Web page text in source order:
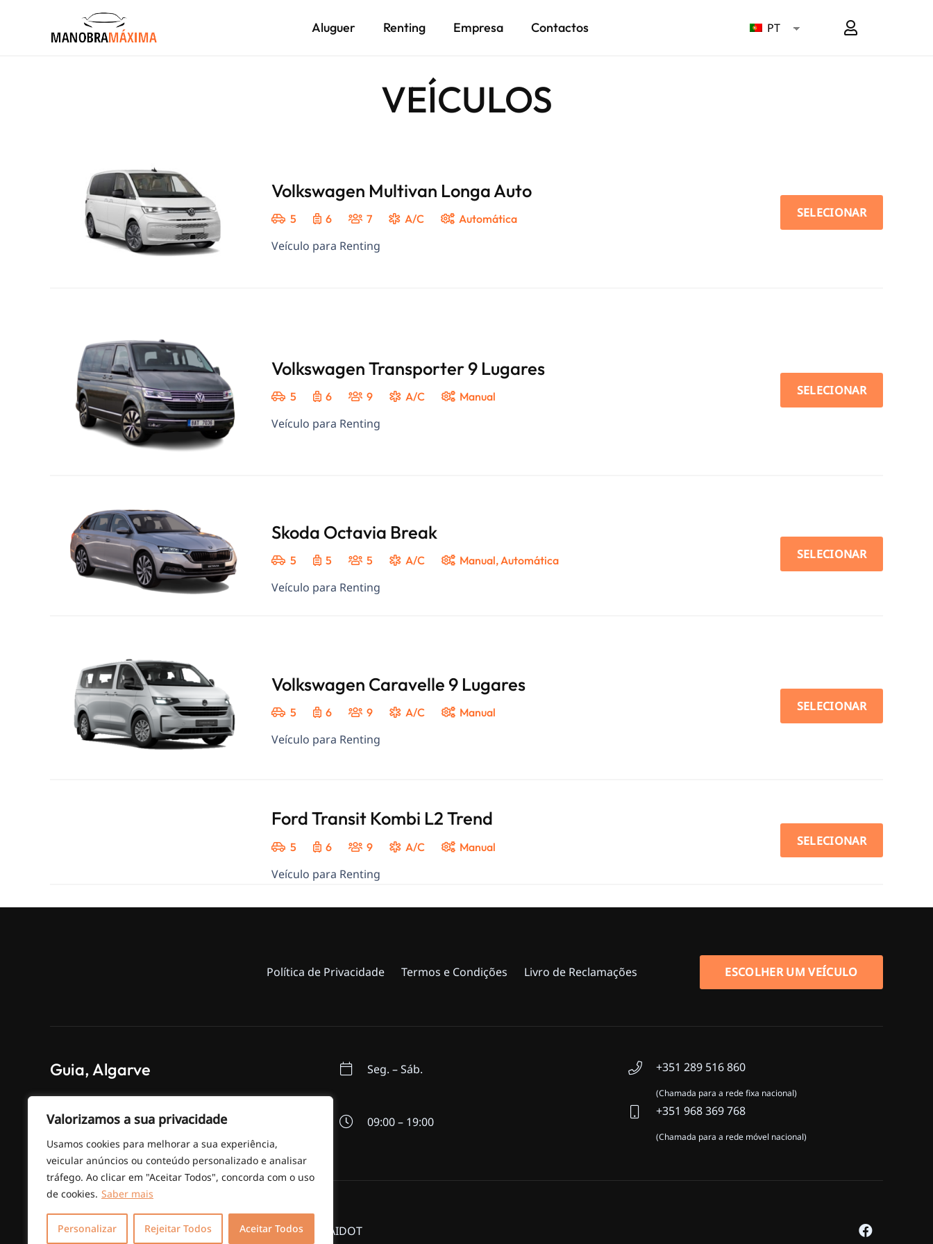
Valorizamos a sua privacidade
Usamos cookies para melhorar a sua experiência,
veicular anúncios ou conteúdo personalizado e analisar
tráfego. Ao clicar em "Aceitar Todos", concorda com o uso
de cookies. Saber mais
Personalizar Rejeitar Todos Aceitar Todos
Aluguer Renting Empresa Contactos PT
VEÍCULOS
Volkswagen Multivan Longa Auto
5 6 7 A/C Automática
Veículo para Renting
SELECIONAR
Volkswagen Transporter 9 Lugares
5 6 9 A/C Manual
Veículo para Renting
SELECIONAR
Skoda Octavia Break
5 5 5 A/C Manual, Automática
Veículo para Renting
SELECIONAR
Volkswagen Caravelle 9 Lugares
5 6 9 A/C Manual
Veículo para Renting
SELECIONAR
Ford Transit Kombi L2 Trend
5 6 9 A/C Manual
Veículo para Renting
SELECIONAR
Política de Privacidade Termos e Condições Livro de Reclamações ESCOLHER UM VEÍCULO
Guia, Algarve
EN 125 – Poço das Canas km 69
Seg. – Sáb.
09:00 – 19:00
+351 289 516 860
(Chamada para a rede fixa nacional)
+351 968 369 768
(Chamada para a rede móvel nacional)
© MANOBRA MÁXIMA –Desenvolvimento Webpor MAIDOT